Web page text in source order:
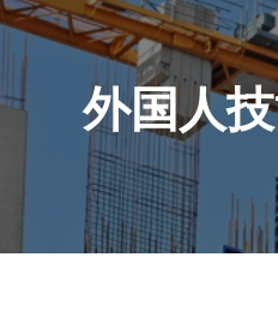
外国人